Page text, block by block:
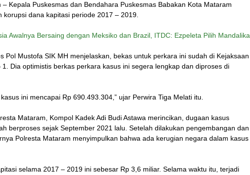
– Kepala Puskesmas dan Bendahara Puskesmas Babakan Kota Mataram
dana kapitasi periode 2017 – 2019.
Awalnya Bersaing dengan Meksiko dan Brazil, ITDC: Ezpeleta Pilih Mandalika
Pol Mustofa SIK MH menjelaskan, bekas untuk perkara ini sudah di Kejaksaan
Dia optimistis berkas perkara kasus ini segera lengkap dan diproses di
ini mencapai Rp 690.493.304,” ujar Perwira Tiga Melati itu.
Mataram, Kompol Kadek Adi Budi Astawa merincikan, dugaan kasus
berproses sejak September 2021 lalu. Setelah dilakukan pengembangan dan
Polresta Mataram menyimpulkan bahwa ada kerugian negara dalam kasus
selama 2017 – 2019 ini sebesar Rp 3,6 miliar. Selama waktu itu, terjadi